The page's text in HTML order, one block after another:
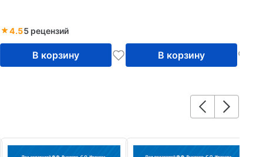
4.55 рецензий
В корзину В корзину